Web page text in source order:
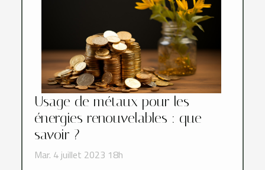
Usage de métaux pour les
énergies renouvelables : que
savoir ?
Mar. 4 juillet 2023 18h